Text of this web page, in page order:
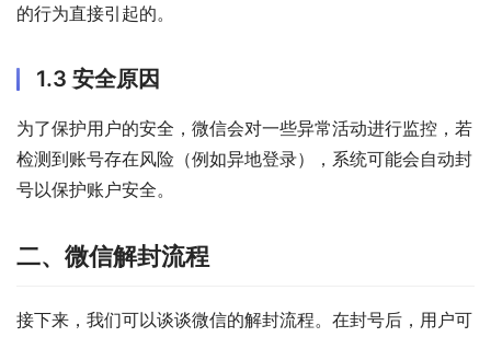
的行为直接引起的。
1.3 安全原因
为了保护用户的安全，微信会对一些异常活动进行监控，若
检测到账号存在风险（例如异地登录），系统可能会自动封
号以保护账户安全。
二、微信解封流程
接下来，我们可以谈谈微信的解封流程。在封号后，用户可